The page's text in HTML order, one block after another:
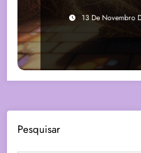
13 De Novembro
Pesquisar